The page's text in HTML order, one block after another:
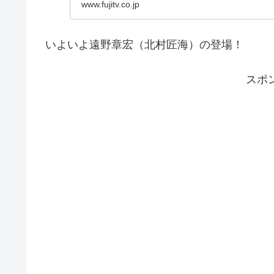
www.fujitv.co.jp
いよいよ遠野章宏（北村匠海）の登場！
スポ